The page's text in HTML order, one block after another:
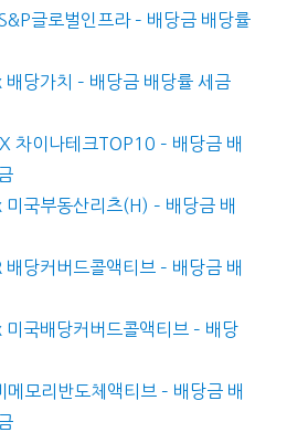
글로벌인프라 – 배당금 배당률
배당가치 – 배당금 배당률 세금
차이나테크TOP10 – 배당금 배
미국부동산리츠(H) – 배당금 배
배당커버드콜액티브 – 배당금 배
미국배당커버드콜액티브 – 배당
메모리반도체액티브 – 배당금 배